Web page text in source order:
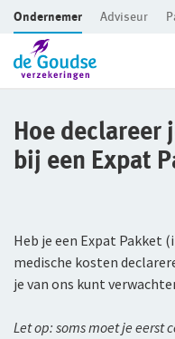
Ga direct naar de inhoud
Ondernemer Adviseur
Verzekeringen
Voor je bedrijf
CAR- en
Hoe declareer
bij een Expat
Heb je een Expat Pakket
medische kosten
je van ons kunt
Let op: soms moet je eerst